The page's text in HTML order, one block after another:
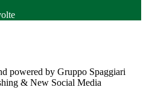
powered by Gruppo Spaggiari
& New Social Media